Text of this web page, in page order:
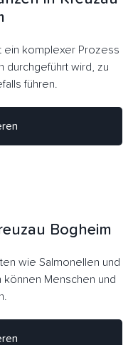
ein komplexer Prozess
durchgeführt wird, zu
führen.
Bogheim
wie Salmonellen und
Menschen und